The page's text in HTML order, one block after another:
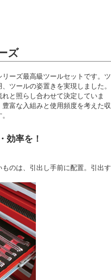
ズ
ーズ最高級ツールセットです。ツ
ツールの姿置きを実現しました。
と照らし合わせて決定していま
富な入組みと使用頻度を考えた収
効率を！
のは、引出し手前に配置。引出す